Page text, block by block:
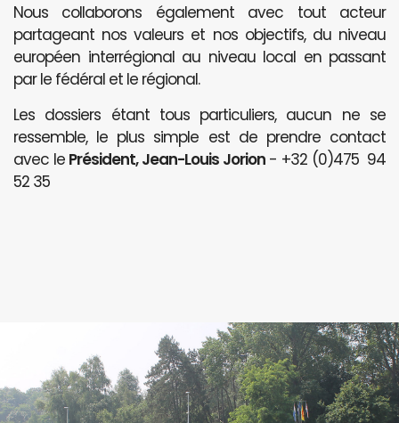
Nous collaborons également avec tout acteur
partageant nos valeurs et nos objectifs, du niveau
européen interrégional au niveau local en passant
par le fédéral et le régional.
Les dossiers étant tous particuliers, aucun ne se
ressemble, le plus simple est de prendre contact
avec le Président, Jean-Louis Jorion- +32 (0)475 94
52 35